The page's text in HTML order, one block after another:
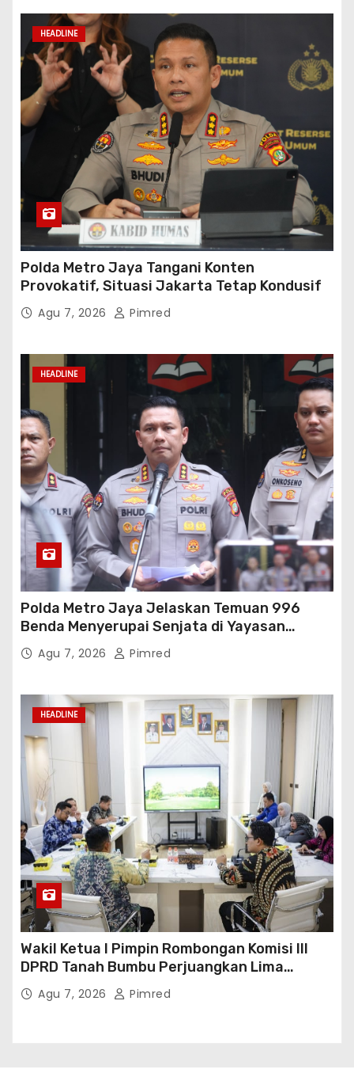
HEADLINE
Polda Metro Jaya Tangani Konten
Provokatif, Situasi Jakarta Tetap Kondusif
Agu 7, 2026 Pimred
HEADLINE
Polda Metro Jaya Jelaskan Temuan 996
Benda Menyerupai Senjata di Yayasan
Jaksel
Agu 7, 2026 Pimred
HEADLINE
Wakil Ketua I Pimpin Rombongan Komisi III
DPRD Tanah Bumbu Perjuangkan Lima
Infrastruktur Strategis
Agu 7, 2026 Pimred